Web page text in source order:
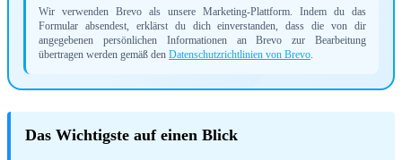
Wir verwenden Brevo als unsere Marketing-Plattform. Indem du das
Formular absendest, erklärst du dich einverstanden, dass die von dir
angegebenen persönlichen Informationen an Brevo zur Bearbeitung
übertragen werden gemäß den Datenschutzrichtlinien von Brevo.
Das Wichtigste auf einen Blick